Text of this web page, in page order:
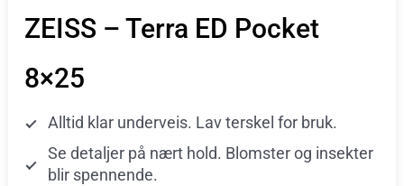
ZEISS – Terra ED Pocket
8×25
Alltid klar underveis. Lav terskel for bruk.
Se detaljer på nært hold. Blomster og insekter
blir spennende.